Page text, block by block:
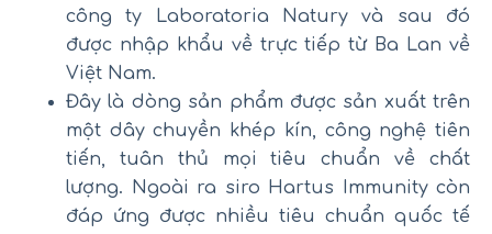
công ty Laboratoria Natury và sau đó
được nhập khẩu về trực tiếp từ Ba Lan về
Việt Nam.
Đây là dòng sản phẩm được sản xuất trên
một dây chuyền khép kín, công nghệ tiên
tiến, tuân thủ mọi tiêu chuẩn về chất
lượng. Ngoài ra siro Hartus Immunity còn
đáp ứng được nhiều tiêu chuẩn quốc tế